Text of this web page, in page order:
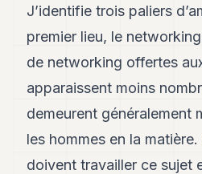
J’identifie trois paliers
premier lieu, le
de networking offertes
apparaissent moins
demeurent généralement
les hommes en la
doivent travailler ce sujet